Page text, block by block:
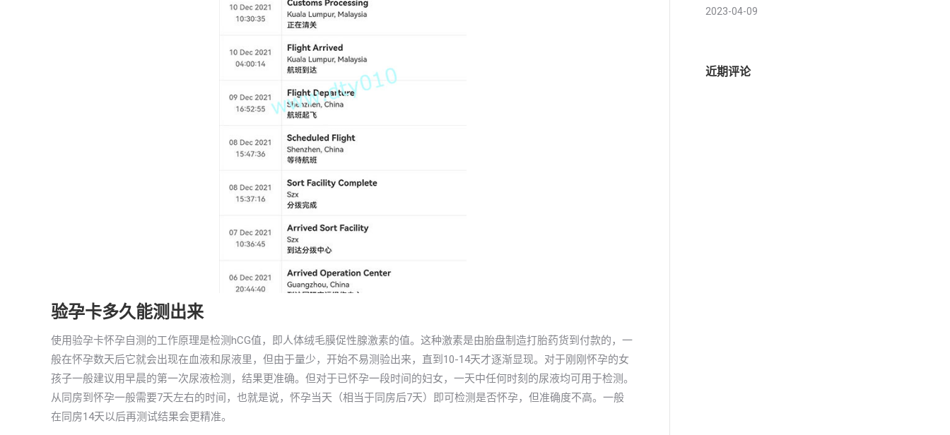
验孕卡多久能测出来
使用验孕卡怀孕自测的工作原理是检测hCG值，即人体绒毛膜促性腺激素的值。这种激素是由胎盘制造打胎药货到付款的，一
般在怀孕数天后它就会出现在血液和尿液里，但由于量少，开始不易测验出来，直到10-14天才逐渐显现。对于刚刚怀孕的女
孩子一般建议用早晨的第一次尿液检测，结果更准确。但对于已怀孕一段时间的妇女，一天中任何时刻的尿液均可用于检测。
从同房到怀孕一般需要7天左右的时间，也就是说，怀孕当天（相当于同房后7天）即可检测是否怀孕，但准确度不高。一般
在同房14天以后再测试结果会更精准。
2023-04-09
近期评论